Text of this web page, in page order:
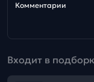
Комментарии
Входит в